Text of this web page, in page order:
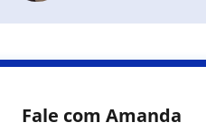
Fale com Amanda